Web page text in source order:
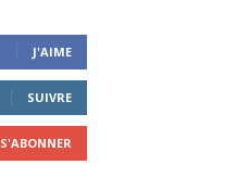
J'AIME
SUIVRE
S'ABONNER